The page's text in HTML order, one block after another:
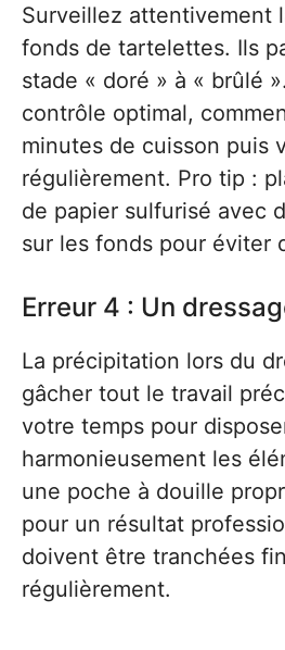
Surveillez attentivement
fonds de tartelettes. Ils
stade « doré » à « brûlé
contrôle optimal,
minutes de cuisson puis
régulièrement. Pro tip :
de papier sulfurisé avec
sur les fonds pour éviter
Erreur 4 : Un
La précipitation lors du
gâcher tout le travail
votre temps pour
harmonieusement les
une poche à douille
pour un résultat
doivent être tranchées
régulièrement.